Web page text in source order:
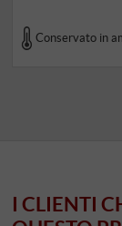
Conservato in
I CLIENTI